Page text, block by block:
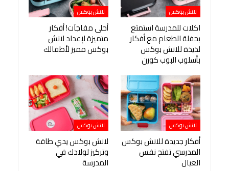
لانش بوكس
اكلات للمدرسة استمتع
بحفلة الطعام مع أفكار
لذيذة للانش بوكس
بأسلوب البوب كورن
لانش بوكس
أحلى مفاجآت! أفكار
متميزة لإعداد لانش
بوكس مميز لأطفالك
لانش بوكس
أفكار جديدة للانش بوكس
المدرسي تفتح نفس
العيال
لانش بوكس
لانش بوكس يدي طاقة
وتركيز لولادك في
المدرسة